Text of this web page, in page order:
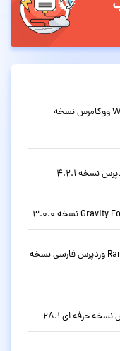
قالب فروشگاهی چندمنظوره وودمارت WoodMart ووکامرس نسخه
دانلود افزونه سئو حرفه ای رنک مث Rank Math Pro وردپرس فارسی نسخه